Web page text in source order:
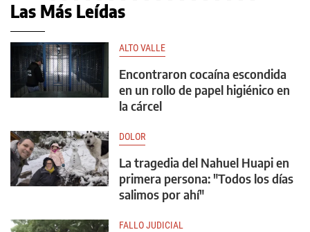
Las Más Leídas
ALTO VALLE
Encontraron cocaína escondida
en un rollo de papel higiénico en
la cárcel
DOLOR
La tragedia del Nahuel Huapi en
primera persona: "Todos los días
salimos por ahí"
FALLO JUDICIAL